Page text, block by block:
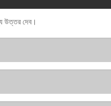
উত্তর দেব।